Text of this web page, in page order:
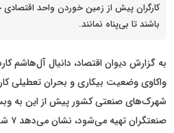
کارگران پیش از زمین خوردن واحد
باشند تا بی‌پناه نمانند.
به گزارش دیوان اقتصاد، دانیال آل‌هاشم
واکاوی وضعیت بیکاری و بحران تعطیلی
شهرک‌های صنعتی کشور پیش از این به